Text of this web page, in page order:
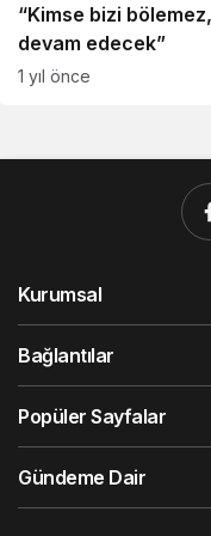
“Kimse bizi
devam edecek”
1 yıl önce
Kurumsal
Bağlantılar
Popüler Sayfalar
Gündeme Dair